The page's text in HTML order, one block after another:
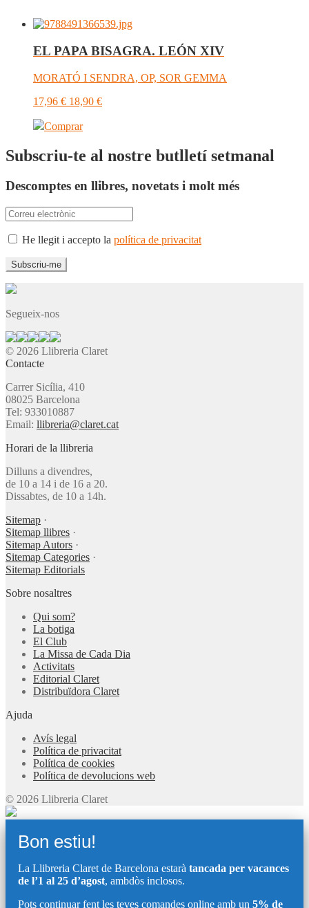
EL PAPA BISAGRA. LEÓN XIV
MORATÓ I SENDRA, OP, SOR GEMMA
17,96 € 18,90 €
Comprar
Subscriu-te al nostre butlletí setmanal
Descomptes en llibres, novetats i molt més
He llegit i accepto la política de privacitat
Segueix-nos
© 2026 Llibreria Claret
Contacte
Carrer Sicília, 410
08025 Barcelona
Tel: 933010887
Email: llibreria@claret.cat
Horari de la llibreria
Dilluns a divendres,
de 10 a 14 i de 16 a 20.
Dissabtes, de 10 a 14h.
Sitemap ·
Sitemap llibres ·
Sitemap Autors ·
Sitemap Categories ·
Sitemap Editorials
Sobre nosaltres
Qui som?
La botiga
El Club
La Missa de Cada Dia
Activitats
Editorial Claret
Distribuïdora Claret
Ajuda
Avís legal
Política de privacitat
Política de cookies
Política de devolucions web
© 2026 Llibreria Claret
Bon estiu!
La Llibreria Claret de Barcelona estarà tancada per vacances
de l’1 al 25 d’agost, ambdòs inclosos.
Pots continuar fent les teves comandes online amb un 5% de